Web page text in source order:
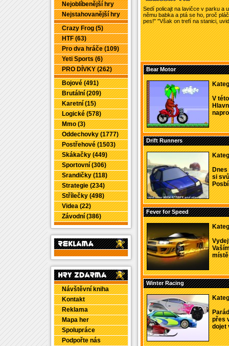
Nejoblíbenější hry
Nejstahovanější hry
Crazy Frog (5)
HTF (63)
Pro dva hráče (109)
Yeti Sports (6)
PRO DÍVKY (262)
Bojové (491)
Brutální (209)
Karetní (15)
Logické (578)
Mmo (3)
Oddechovky (1777)
Postřehové (1503)
Skákačky (449)
Sportovní (306)
Srandičky (118)
Strategie (234)
Střílečky (498)
Videa (22)
Závodní (386)
Návštěvní kniha
Kontakt
Reklama
Mapa her
Spolupráce
Podpořte nás
Sedí policajt na lavičce v parku a
němu babka a ptá se ho, proč
pes!" "Však on trefí na stanici,
Bear Motor
V
Drift Runners
Dnes
si
Fever for Speed
místě
Winter Racing
přes
dojet